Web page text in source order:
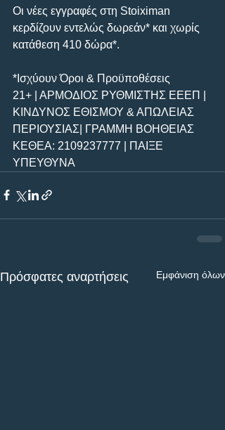
Οι νέες εγγραφές στη Stoiximan
κερδίζουν εντελώς δωρεάν* και χωρίς
κατάθεση 410 δώρα*.
*Ισχύουν Όροι & Προϋποθέσεις
21+ | ΑΡΜΟΔΙΟΣ ΡΥΘΜΙΣΤΗΣ ΕΕΕΠ |
ΚΙΝΔΥΝΟΣ ΕΘΙΣΜΟΥ & ΑΠΩΛΕΙΑΣ
ΠΕΡΙΟΥΣΙΑΣ| ΓΡΑΜΜΗ ΒΟΗΘΕΙΑΣ
ΚΕΘΕΑ: 2109237777 | ΠΑΙΞΕ
ΥΠΕΥΘΥΝΑ
Πρόσφατες αναρτήσεις Εμφάνιση όλων